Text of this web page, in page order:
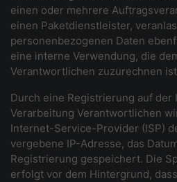
einen oder mehrere
einen Paketdienstleister,
personenbezogenen Daten
eine interne Verwendung, die
Verantwortlichen zuzurechnen
Durch eine Registrierung auf
Verarbeitung Verantwortlichen
Internet-Service-Provider (ISP)
vergebene IP-Adresse, das
Registrierung gespeichert. Die
erfolgt vor dem Hintergrund,